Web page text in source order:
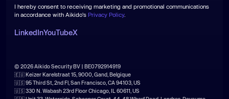
I hereby consent to receiving marketing and promotional communications
in accordance with Aikido's Privacy Policy.
LinkedInYouTubeX
© 2026 Aikido Security BV | BE0792914919
🇪🇺 Keizer Karelstraat 15, 9000, Gand, Belgique
🇺🇸 95 Third St, 2nd Fl, San Francisco, CA 94103, US
🇺🇸 330 N. Wabash 23rd Floor Chicago, IL 60611, US